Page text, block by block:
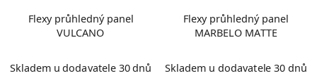
Flexy průhledný panel
VULCANO
hodnocení
Skladem u dodavatele 30 dnů
Flexy průhledný panel
MARBELO MATTE
Skladem u dodavatele 30 dnů